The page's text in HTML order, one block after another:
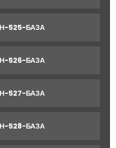
525-БАЗА
526-БАЗА
527-БАЗА
528-БАЗА